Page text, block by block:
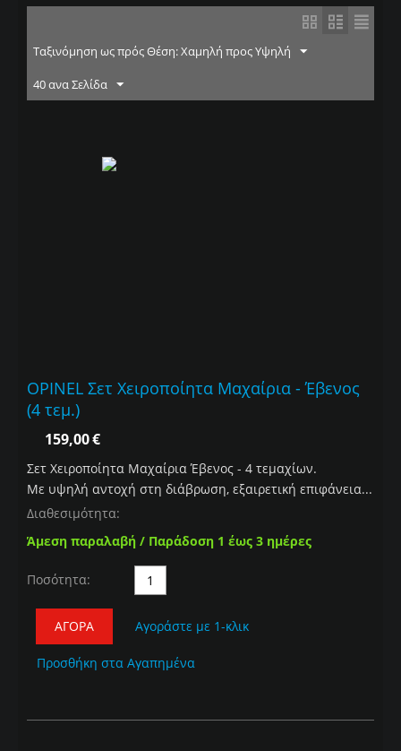
Ταξινόμηση ως πρός Θέση: Χαμηλή προς Υψηλή
40 ανα Σελίδα
OPINEL Σετ Χειροποίητα Μαχαίρια - Έβενος
(4 τεμ.)
159,00€
Σετ Χειροποίητα Μαχαίρια Έβενος - 4 τεμαχίων.
Με υψηλή αντοχή στη διάβρωση, εξαιρετική επιφάνεια...
Διαθεσιμότητα:
Άμεση παραλαβή / Παράδοση 1 έως 3 ημέρες
Ποσότητα:
ΑΓΟΡΆ Αγοράστε με 1-κλικ
Προσθήκη στα Αγαπημένα